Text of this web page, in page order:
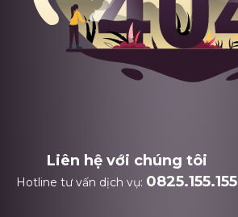
Liên hệ với chúng tôi
Hotline tư vấn dịch vụ: 0825.155.155